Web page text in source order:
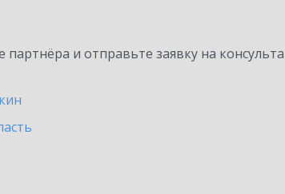
и отправьте заявку на